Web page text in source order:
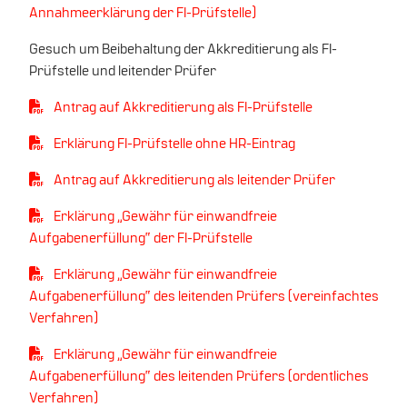
Annahmeerklärung der FI-Prüfstelle)
Gesuch um Beibehaltung der Akkreditierung als FI-
Prüfstelle und leitender Prüfer
Antrag auf Akkreditierung als FI-Prüfstelle
Erklärung FI-Prüfstelle ohne HR-Eintrag
Antrag auf Akkreditierung als leitender Prüfer
Erklärung „Gewähr für einwandfreie
Aufgabenerfüllung“ der FI-Prüfstelle
Erklärung „Gewähr für einwandfreie
Aufgabenerfüllung“ des leitenden Prüfers (vereinfachtes
Verfahren)
Erklärung „Gewähr für einwandfreie
Aufgabenerfüllung“ des leitenden Prüfers (ordentliches
Verfahren)